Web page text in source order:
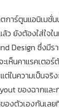
การ์ตูนแอนิเมชั่น
ยังต้องใส่ใจใน
Design ซึ่งมีร
เห็นคาแรคเตอร์
ในความเป็นจริ
ของฉากและ
องตัวเองกันเลย